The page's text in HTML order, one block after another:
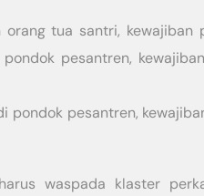
tua santri, kewajiban
pesantren,
pondok pesantren,
waspada klaster